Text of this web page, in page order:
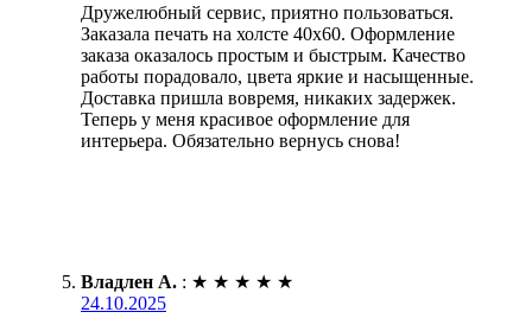
Дружелюбный сервис, приятно пользоваться.
Заказала печать на холсте 40х60. Оформление
заказа оказалось простым и быстрым. Качество
работы порадовало, цвета яркие и насыщенные.
Доставка пришла вовремя, никаких задержек.
Теперь у меня красивое оформление для
интерьера. Обязательно вернусь снова!
Владлен А. : ★ ★ ★ ★ ★
24.10.2025